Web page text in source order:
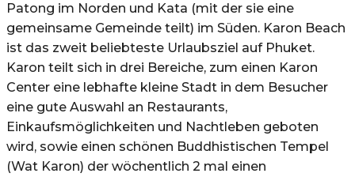
Patong im Norden und Kata (mit der sie eine
gemeinsame Gemeinde teilt) im Süden. Karon Beach
ist das zweit beliebteste Urlaubsziel auf Phuket.
Karon teilt sich in drei Bereiche, zum einen Karon
Center eine lebhafte kleine Stadt in dem Besucher
eine gute Auswahl an Restaurants,
Einkaufsmöglichkeiten und Nachtleben geboten
wird, sowie einen schönen Buddhistischen Tempel
(Wat Karon) der wöchentlich 2 mal einen